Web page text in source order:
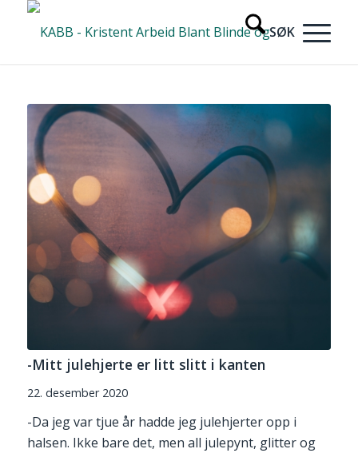
-Mitt julehjerte er litt slitt i kanten
22. desember 2020
-Da jeg var tjue år hadde jeg julehjerter opp i
halsen. Ikke bare det, men all julepynt, glitter og